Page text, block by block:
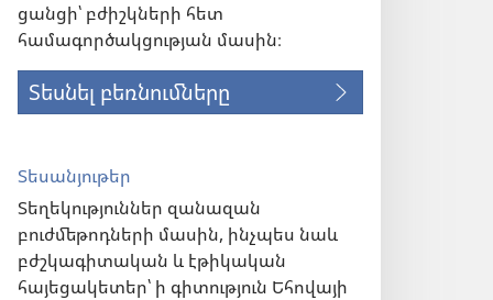
ցանցի՝ բժիշկների հետ
համագործակցության մասին։
Տեսնել բեռնումները
Տեսանյութեր
Տեղեկություններ զանազան
բուժմեթոդների մասին, ինչպես նաև
բժշկագիտական և էթիկական
հայեցակետեր՝ ի գիտություն Եհովայի